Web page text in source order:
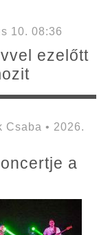
10. 08:36
ezelőtt
Csaba • 2026.
a